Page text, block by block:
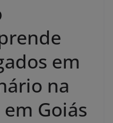
em
na
Goiás